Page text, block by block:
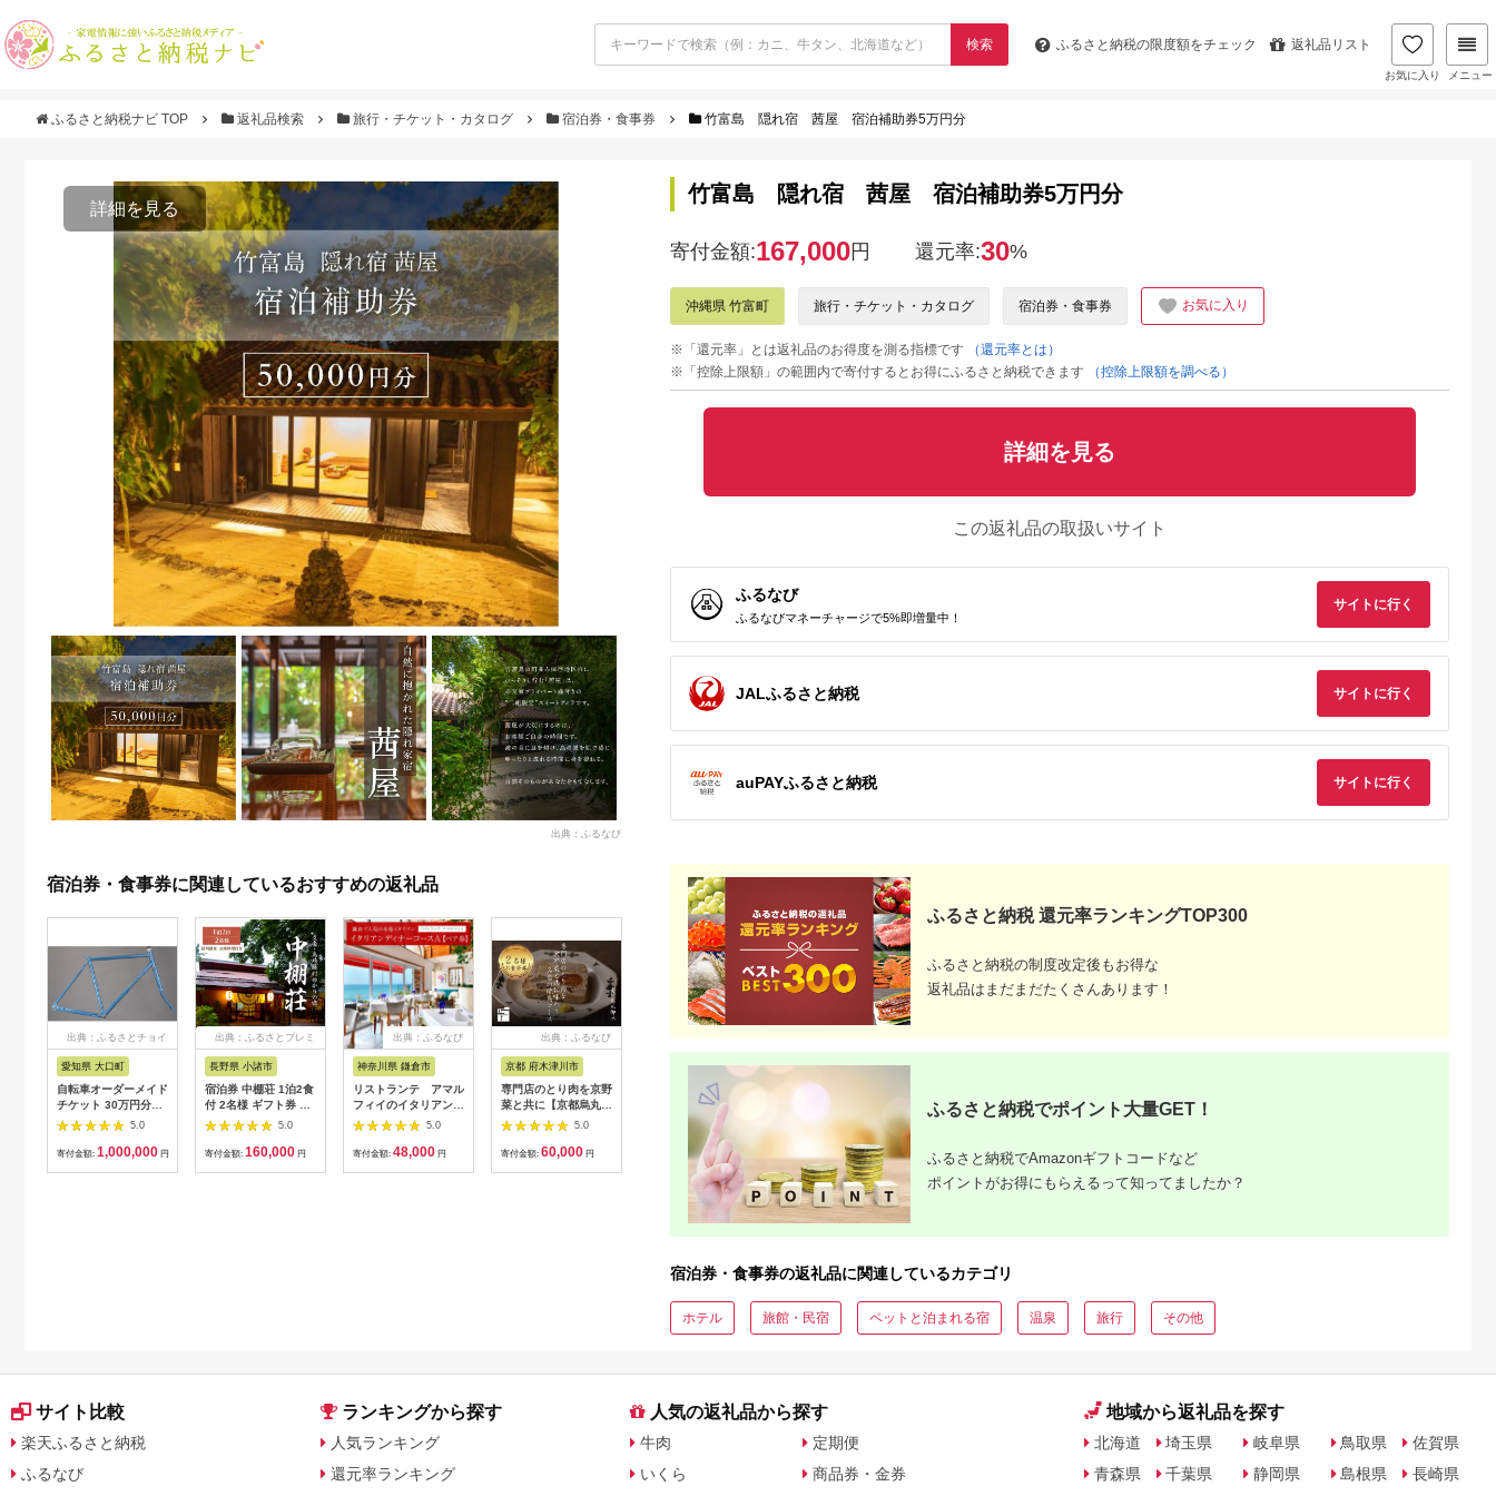
検索 ふるさと納税の限度額をチェック 返礼品リスト
お気に入り メニュー
ふるさと納税ナビ TOP 返礼品検索 旅行・チケット・カタログ 宿泊券・食事券 竹富島 隠れ宿 茜屋 宿泊補助券5万円分
詳細を見る
出典：ふるなび
宿泊券・食事券に関連しているおすすめの返礼品
出典：ふるさとチョイ
愛知県 大口町
自転車オーダーメイド
チケット 30万円分
【1360365】
5.0
寄付金額: 1,000,000 円
出典：ふるさとプレミ
長野県 小諸市
宿泊券 中棚荘 1泊2食
付 2名様 ギフト券 チ
ケット 券 宿泊 旅行
5.0
寄付金額: 160,000 円
出典：ふるなび
神奈川県 鎌倉市
リストランテ アマル
フィイのイタリアンデ
ィナーコースA ペア
5.0
寄付金額: 48,000 円
出典：ふるなび
京都 府木津川市
専門店のとり肉を京野
菜と共に【京都烏丸御
池】で味わう2名様焼
鳥コースお食事券
064-15
5.0
寄付金額: 60,000 円
出典：ふるなび
界 雲仙 ふるさと納
税宿泊ギフト券
（15,000円）【星野
寄付金額:50,000円
出典：ふるなび
埼玉県 飯能市
【BlueTarp】ランチ
ト HNNC001
5.0
14,000円
出典：ふるさとチョイ
ス
ラブ購入補助券
300,000円_GI-
ゴルフクラブ ダンロ
ップ ゼクシオ スリク
ソン クリーブランド
寄付金額: 1,000,000円
出典：ふるさとチョイ
ス
周辺ほか町内各所で利
用可能な長野原町ふる
分）
寄付金額:10,000 円
出典：ふるさとプレミ
アム
出典：ふるさとチョ
竹富島 隠れ宿 茜屋 宿泊補助券5万円分
寄付金額:167,000円 還元率:30%
沖縄県 竹富町 旅行・チケット・カタログ 宿泊券・食事券 お気に入り
※「還元率」とは返礼品のお得度を測る指標です
（還元率とは）
※「控除上限額」の範囲内で寄付するとお得にふるさと納税できます
（控除上限額を調べる）
詳細を見る
この返礼品の取扱いサイト
ふるなび
ふるなびマネーチャージで5%即増量中！
サイトに行く
JALふるさと納税 サイトに行く
auPAYふるさと納税 サイトに行く
ふるさと納税 還元率ランキングTOP300
ふるさと納税の制度改定後もお得な
返礼品はまだまだたくさんあります！
ふるさと納税でポイント大量GET！
ふるさと納税でAmazonギフトコードなど
ポイントがお得にもらえるって知ってましたか？
宿泊券・食事券の返礼品に関連しているカテゴリ
ホテル 旅館・民宿 ペットと泊まれる宿 温泉 旅行 その他
サイト比較
楽天ふるさと納税
ふるなび
ランキングから探す
人気ランキング
還元率ランキング
人気の返礼品から探す
牛肉
いくら
定期便
商品券・金券
地域から返礼品を探す
北海道
青森県
埼玉県
千葉県
岐阜県
静岡県
鳥取県
島根県
佐賀県
長崎県